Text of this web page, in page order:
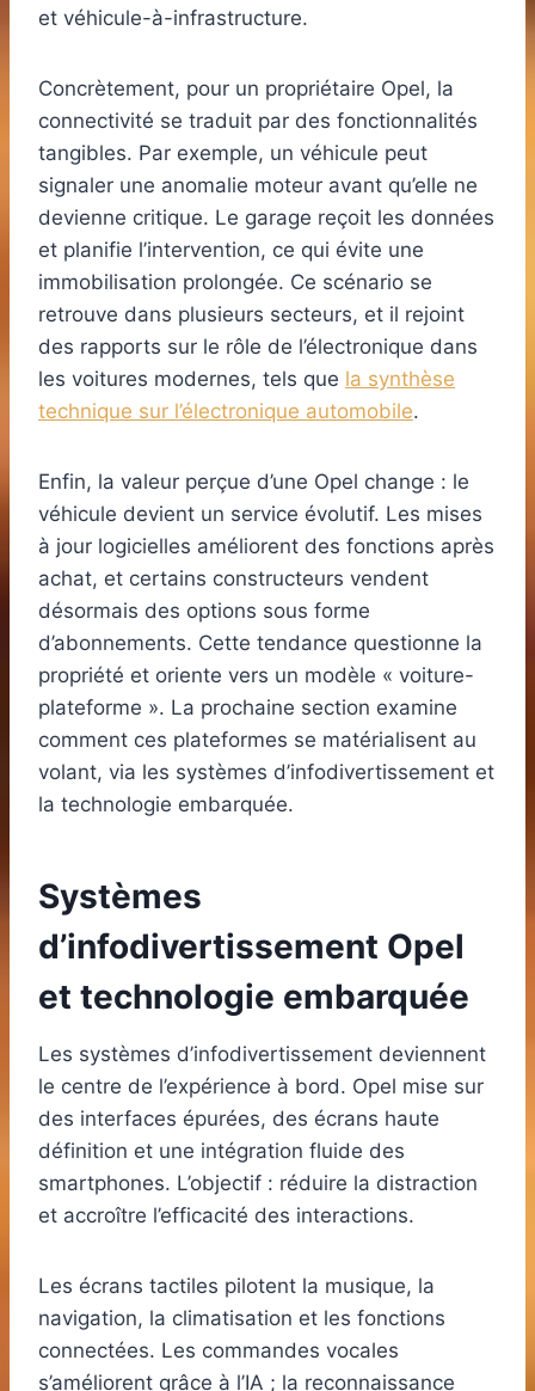
et véhicule-à-infrastructure.
Concrètement, pour un propriétaire Opel, la
connectivité se traduit par des fonctionnalités
tangibles. Par exemple, un véhicule peut
signaler une anomalie moteur avant qu’elle ne
devienne critique. Le garage reçoit les données
et planifie l’intervention, ce qui évite une
immobilisation prolongée. Ce scénario se
retrouve dans plusieurs secteurs, et il rejoint
des rapports sur le rôle de l’électronique dans
les voitures modernes, tels que la synthèse
technique sur l’électronique automobile.
Enfin, la valeur perçue d’une Opel change : le
véhicule devient un service évolutif. Les mises
à jour logicielles améliorent des fonctions après
achat, et certains constructeurs vendent
désormais des options sous forme
d’abonnements. Cette tendance questionne la
propriété et oriente vers un modèle « voiture-
plateforme ». La prochaine section examine
comment ces plateformes se matérialisent au
volant, via les systèmes d’infodivertissement et
la technologie embarquée.
Systèmes
d’infodivertissement Opel
et technologie embarquée
Les systèmes d’infodivertissement deviennent
le centre de l’expérience à bord. Opel mise sur
des interfaces épurées, des écrans haute
définition et une intégration fluide des
smartphones. L’objectif : réduire la distraction
et accroître l’efficacité des interactions.
Les écrans tactiles pilotent la musique, la
navigation, la climatisation et les fonctions
connectées. Les commandes vocales
s’améliorent grâce à l’IA ; la reconnaissance